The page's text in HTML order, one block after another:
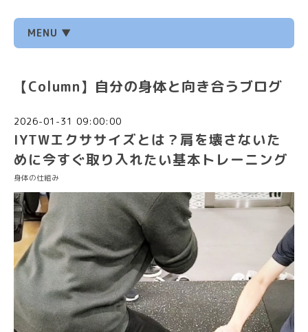
MENU ▼
【Column】自分の身体と向き合うブログ
2026-01-31 09:00:00
IYTWエクササイズとは？肩を壊さないた
めに今すぐ取り入れたい基本トレーニング
身体の仕組み